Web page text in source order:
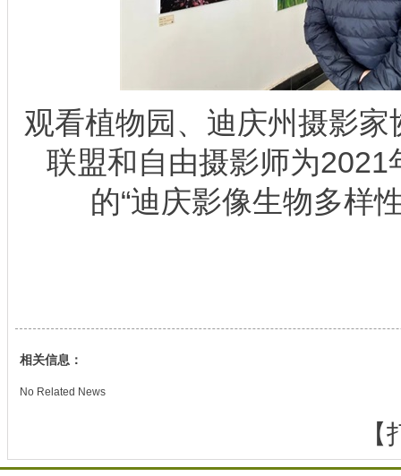
观看植物园、迪庆州摄影
联盟和自由摄影师为2021
的“迪庆影像生物多样
相关信息：
No Related News